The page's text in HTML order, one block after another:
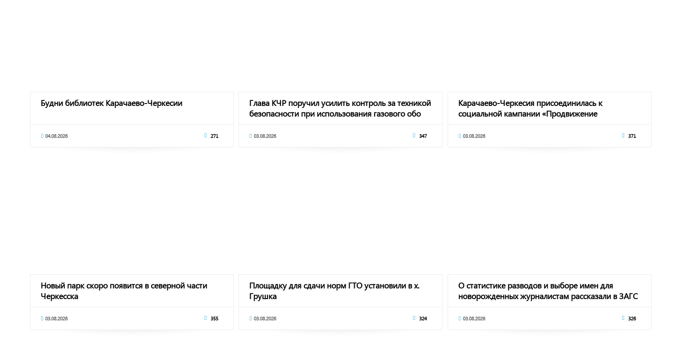
Будни библиотек Карачаево-Черкесии
04.08.2026 271
Глава КЧР поручил усилить контроль за техникой
безопасности при использования газового обо
03.08.2026 347
Карачаево-Черкесия присоединилась к
социальной кампании «Продвижение
03.08.2026 371
Новый парк скоро появится в северной части
Черкесска
03.08.2026 355
Площадку для сдачи норм ГТО установили в х.
Грушка
03.08.2026 324
О статистике разводов и выборе имен для
новорожденных журналистам рассказали в ЗАГС
03.08.2026 326